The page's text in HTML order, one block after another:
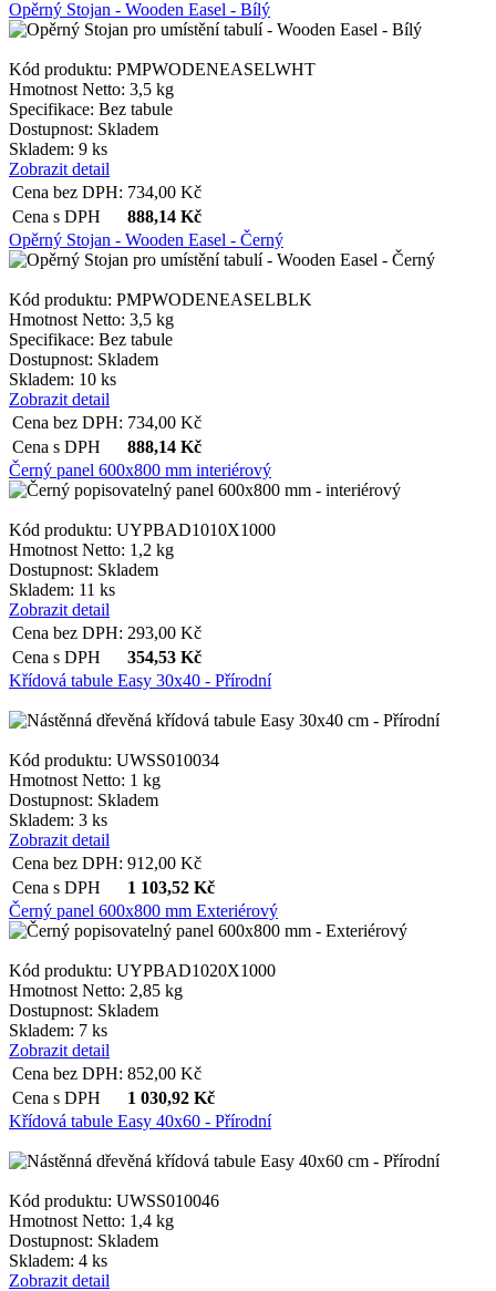
Opěrný Stojan - Wooden Easel - Bílý
Kód produktu: PMPWODENEASELWHT
Hmotnost Netto: 3,5 kg
Specifikace: Bez tabule
Dostupnost: Skladem
Skladem: 9 ks
Zobrazit detail
Cena bez DPH: 734,00 Kč
Cena s DPH
888,14 Kč
Opěrný Stojan - Wooden Easel - Černý
Kód produktu: PMPWODENEASELBLK
Hmotnost Netto: 3,5 kg
Specifikace: Bez tabule
Dostupnost: Skladem
Skladem: 10 ks
Zobrazit detail
Cena bez DPH: 734,00 Kč
Cena s DPH
888,14 Kč
Černý panel 600x800 mm interiérový
Kód produktu: UYPBAD1010X1000
Hmotnost Netto: 1,2 kg
Dostupnost: Skladem
Skladem: 11 ks
Zobrazit detail
Cena bez DPH: 293,00 Kč
Cena s DPH
354,53 Kč
Křídová tabule Easy 30x40 - Přírodní
Kód produktu: UWSS010034
Hmotnost Netto: 1 kg
Dostupnost: Skladem
Skladem: 3 ks
Zobrazit detail
Cena bez DPH: 912,00 Kč
Cena s DPH
1 103,52 Kč
Černý panel 600x800 mm Exteriérový
Kód produktu: UYPBAD1020X1000
Hmotnost Netto: 2,85 kg
Dostupnost: Skladem
Skladem: 7 ks
Zobrazit detail
Cena bez DPH: 852,00 Kč
Cena s DPH
1 030,92 Kč
Křídová tabule Easy 40x60 - Přírodní
Kód produktu: UWSS010046
Hmotnost Netto: 1,4 kg
Dostupnost: Skladem
Skladem: 4 ks
Zobrazit detail